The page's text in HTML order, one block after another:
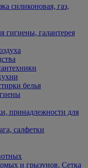
силиконовая, газ,
гигиены, галантерея
белья
принадлежности для
салфетки
и грызунов. Сетка